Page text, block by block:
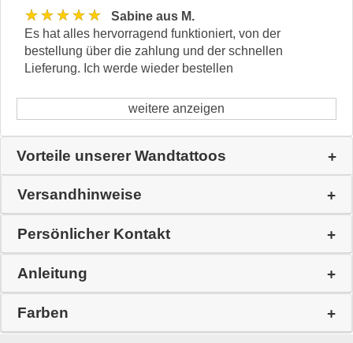
★★★★★
Sabine aus M.
Es hat alles hervorragend funktioniert, von der
bestellung über die zahlung und der schnellen
Lieferung. Ich werde wieder bestellen
weitere anzeigen
Vorteile unserer Wandtattoos
Versandhinweise
Persönlicher Kontakt
Anleitung
Farben